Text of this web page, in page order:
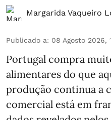
Margarida Vaqueiro
Publicado a: 08 Agosto 2026,
Portugal compra
alimentares do que
produção continua a
comercial está em